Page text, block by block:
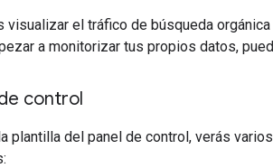
visualizar el tráfico de búsqueda
a monitorizar tus propios datos,
control
plantilla del panel de control, verás